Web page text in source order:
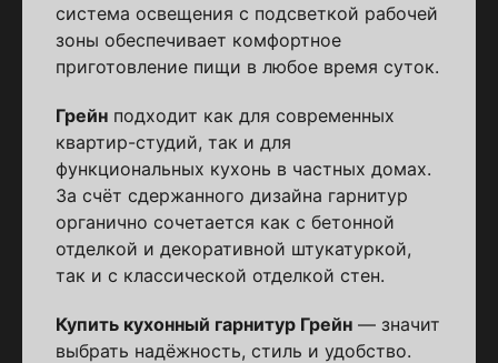
система освещения с подсветкой рабочей
зоны обеспечивает комфортное
приготовление пищи в любое время суток.
Грейн подходит как для современных
квартир-студий, так и для
функциональных кухонь в частных домах.
За счёт сдержанного дизайна гарнитур
органично сочетается как с бетонной
отделкой и декоративной штукатуркой,
так и с классической отделкой стен.
Купить кухонный гарнитур Грейн — значит
выбрать надёжность, стиль и удобство.